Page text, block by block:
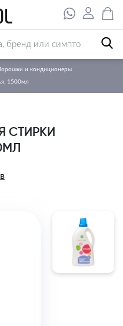
и кондиционеры
1500мл
СТИРКИ